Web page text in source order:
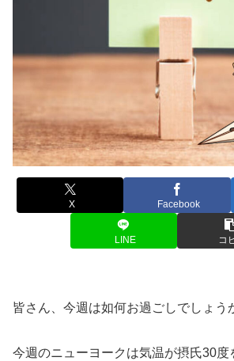
X Facebook
LINE コ
皆さん、今週は如何お過ごしでしょう
今週のニューヨークは気温が摂氏30度